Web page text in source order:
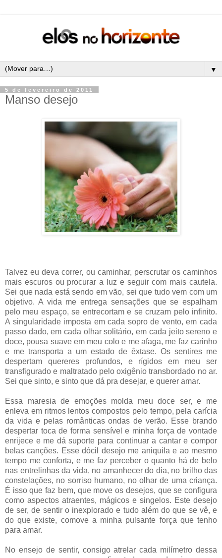
▼
5 de fevereiro de 2011
Manso desejo
Talvez eu deva correr, ou caminhar, perscrutar os caminhos
mais escuros ou procurar a luz e seguir com mais cautela.
Sei que nada está sendo em vão, sei que tudo vem com um
objetivo. A vida me entrega sensações que se espalham
pelo meu espaço, se entrecortam e se cruzam pelo infinito.
A singularidade imposta em cada sopro de vento, em cada
passo dado, em cada olhar solitário, em cada jeito sereno e
doce, pousa suave em meu colo e me afaga, me faz carinho
e me transporta a um estado de êxtase. Os sentires me
despertam quereres profundos, e rígidos em meu ser
transfigurado e maltratado pelo oxigênio transbordado no ar.
Sei que sinto, e sinto que dá pra desejar, e querer amar.
Essa maresia de emoções molda meu doce ser, e me
enleva em ritmos lentos compostos pelo tempo, pela carícia
da vida e pelas românticas ondas de verão. Esse brando
despertar toca de forma sensível e minha força de vontade
enrijece e me dá suporte para continuar a cantar e compor
belas canções. Esse dócil desejo me aniquila e ao mesmo
tempo me conforta, e me faz perceber o quanto há de belo
nas entrelinhas da vida, no amanhecer do dia, no brilho das
constelações, no sorriso humano, no olhar de uma criança.
É isso que faz bem, que move os desejos, que se configura
como aspectos atraentes, mágicos e singelos. Este desejo
de ser, de sentir o inexplorado e tudo além do que se vê, e
do que existe, comove a minha pulsante força que tenho
para amar.
No ensejo de sentir, consigo atrelar cada milímetro dessa